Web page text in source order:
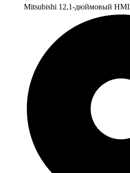
Mitsubishi 12,1-дюймовый HMI